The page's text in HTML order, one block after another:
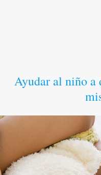
Ayudar al niño